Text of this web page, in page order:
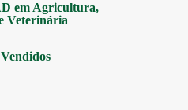
em Agricultura,
Veterinária